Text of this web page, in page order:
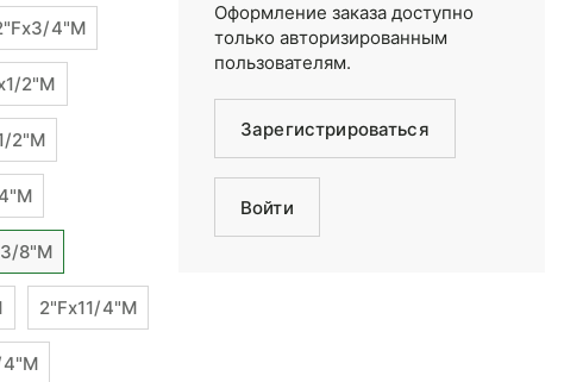
4"М
2"М
2"М
8"М
2"Fx11/4"M
4"М
Оформление заказа доступно
только авторизированным
пользователям.
Зарегистрироваться
Войти